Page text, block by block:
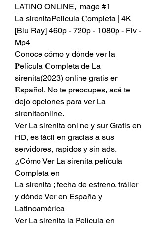
LATINO ONLINE, image #1
La sirenitaPelicula 𝐂ompleta | 4K
[Blu Ray] 460p - 720p - 1080p - Flv -
Mp4
Conoce cómo y dónde ver la
𝐏elícula 𝐂ompleta de La
sirenita(2023) online gratis en
𝐄spañol. No te preocupes, acá te
dejo opciones para ver La
sirenitaonline.
Ver La sirenita online y sur Gratis en
HD, es fácil en gracias a sus
servidores, rapidos y sin ads.
¿Cómo Ver La sirenita película
Completa en
La sirenita ; fecha de estreno, tráiler
y dónde Ver en España y
Latinoamérica
Ver La sirenita la Película en